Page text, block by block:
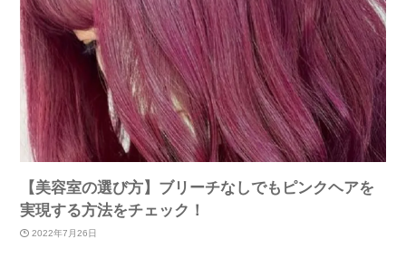
【美容室の選び方】ブリーチなしでもピンクヘアを
実現する方法をチェック！
2022年7月26日